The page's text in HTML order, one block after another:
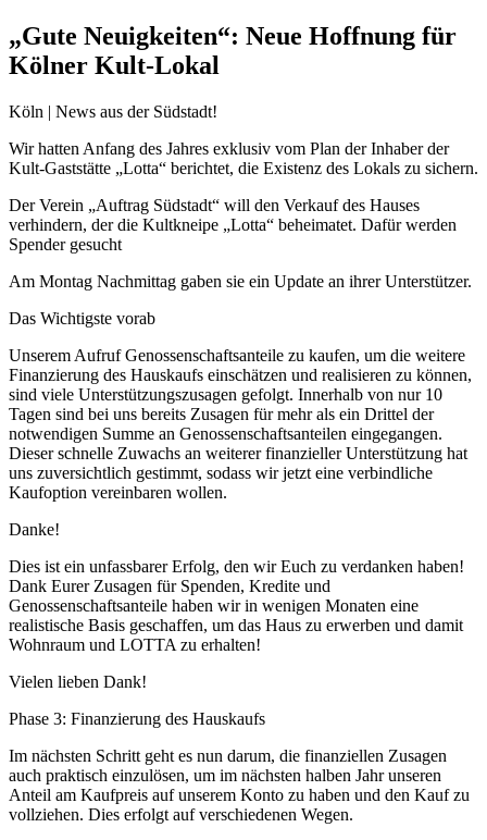
„Gute Neuigkeiten“: Neue Hoffnung für
Kölner Kult-Lokal
Köln | News aus der Südstadt!
Wir hatten Anfang des Jahres exklusiv vom Plan der Inhaber der
Kult-Gaststätte „Lotta“ berichtet, die Existenz des Lokals zu sichern.
Der Verein „Auftrag Südstadt“ will den Verkauf des Hauses
verhindern, der die Kultkneipe „Lotta“ beheimatet. Dafür werden
Spender gesucht
Am Montag Nachmittag gaben sie ein Update an ihrer Unterstützer.
Das Wichtigste vorab
Unserem Aufruf Genossenschaftsanteile zu kaufen, um die weitere
Finanzierung des Hauskaufs einschätzen und realisieren zu können,
sind viele Unterstützungszusagen gefolgt. Innerhalb von nur 10
Tagen sind bei uns bereits Zusagen für mehr als ein Drittel der
notwendigen Summe an Genossenschaftsanteilen eingegangen.
Dieser schnelle Zuwachs an weiterer finanzieller Unterstützung hat
uns zuversichtlich gestimmt, sodass wir jetzt eine verbindliche
Kaufoption vereinbaren wollen.
Danke!
Dies ist ein unfassbarer Erfolg, den wir Euch zu verdanken haben!
Dank Eurer Zusagen für Spenden, Kredite und
Genossenschaftsanteile haben wir in wenigen Monaten eine
realistische Basis geschaffen, um das Haus zu erwerben und damit
Wohnraum und LOTTA zu erhalten!
Vielen lieben Dank!
Phase 3: Finanzierung des Hauskaufs
Im nächsten Schritt geht es nun darum, die finanziellen Zusagen
auch praktisch einzulösen, um im nächsten halben Jahr unseren
Anteil am Kaufpreis auf unserem Konto zu haben und den Kauf zu
vollziehen. Dies erfolgt auf verschiedenen Wegen.